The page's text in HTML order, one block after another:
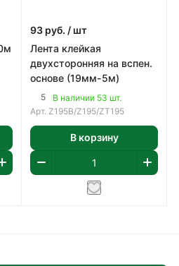
93 руб. / шт
Лента клейкая
двухсторонняя на вспен.
основе (19мм-5м)
5
В наличии 53 шт.
Арт. Z195B/Z195/ZT195
В корзину